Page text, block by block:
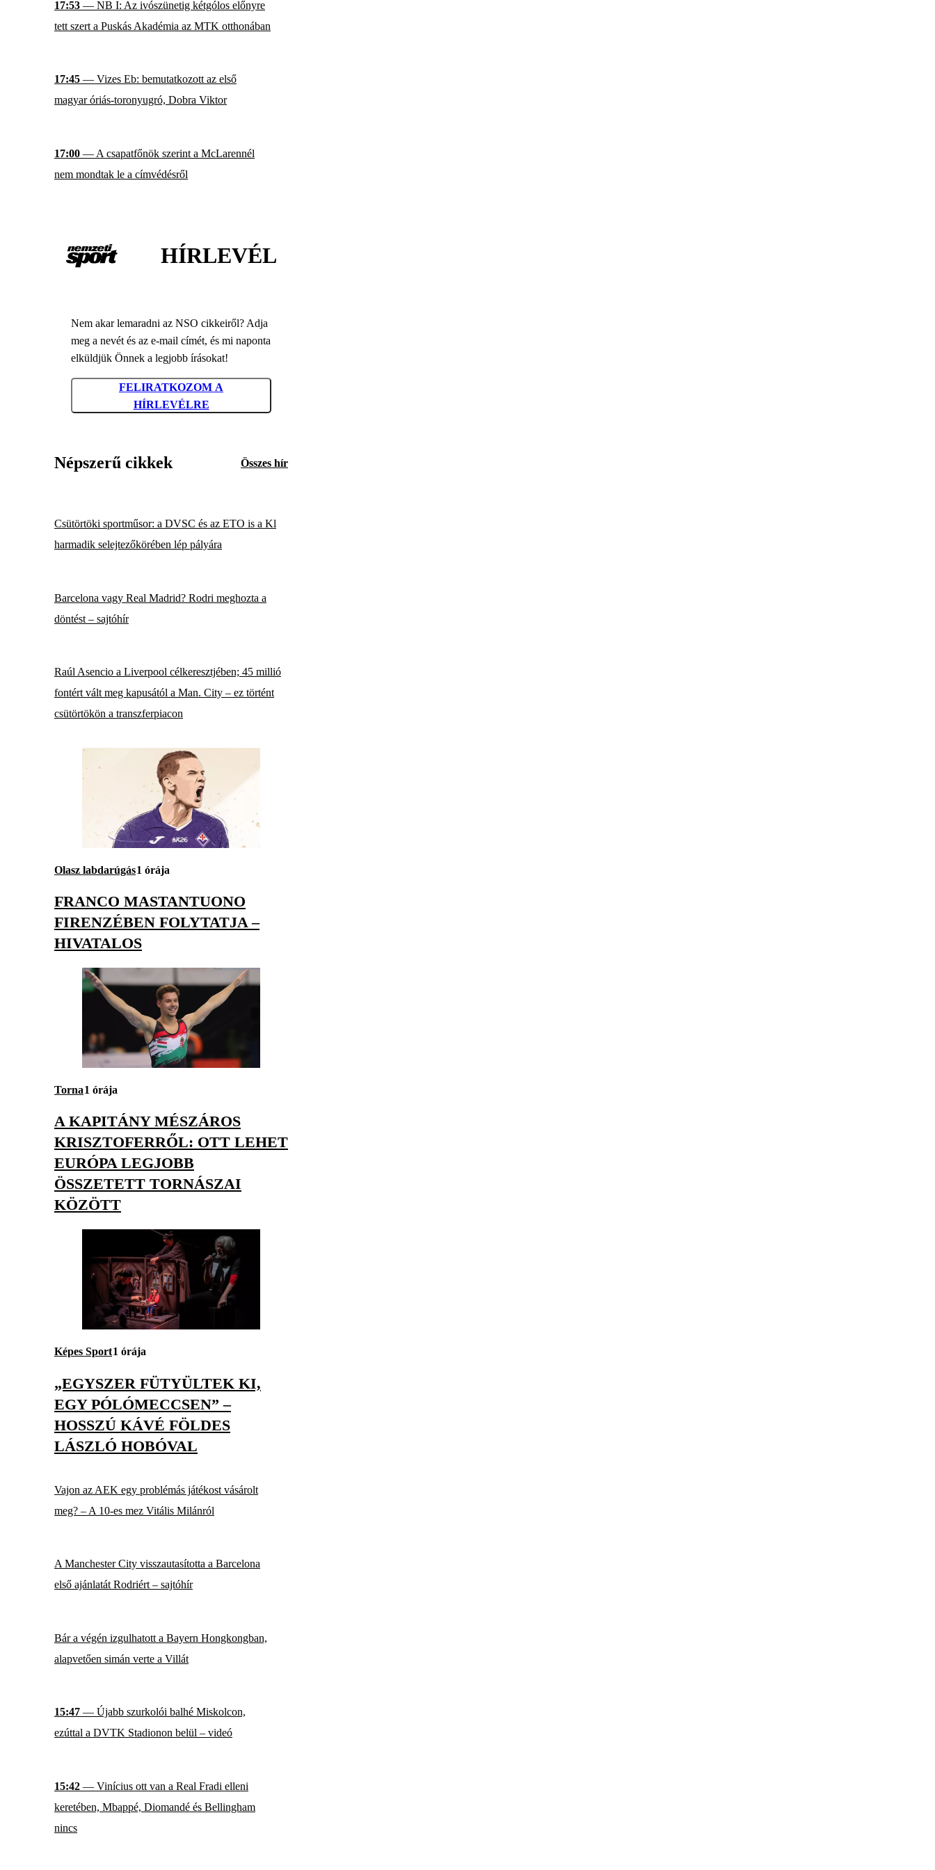
17:53 — NB I: Az ivószünetig kétgólos előnyre
tett szert a Puskás Akadémia az MTK otthonában
17:45 — Vizes Eb: bemutatkozott az első
magyar óriás-toronyugró, Dobra Viktor
17:00 — A csapatfőnök szerint a McLarennél
nem mondtak le a címvédésről
HÍRLEVÉL
Nem akar lemaradni az NSO cikkeiről? Adja
meg a nevét és az e-mail címét, és mi naponta
elküldjük Önnek a legjobb írásokat!
FELIRATKOZOM A
HÍRLEVÉLRE
Népszerű cikkek Összes hír
Csütörtöki sportműsor: a DVSC és az ETO is a Kl
harmadik selejtezőkörében lép pályára
Barcelona vagy Real Madrid? Rodri meghozta a
döntést – sajtóhír
Raúl Asencio a Liverpool célkeresztjében; 45 millió
fontért vált meg kapusától a Man. City – ez történt
csütörtökön a transzferpiacon
Olasz labdarúgás1 órája
FRANCO MASTANTUONO
FIRENZÉBEN FOLYTATJA –
HIVATALOS
Torna1 órája
A KAPITÁNY MÉSZÁROS
KRISZTOFERRŐL: OTT LEHET
EURÓPA LEGJOBB
ÖSSZETETT TORNÁSZAI
KÖZÖTT
Képes Sport1 órája
„EGYSZER FÜTYÜLTEK KI,
EGY PÓLÓMECCSEN” –
HOSSZÚ KÁVÉ FÖLDES
LÁSZLÓ HOBÓVAL
Vajon az AEK egy problémás játékost vásárolt
meg? – A 10-es mez Vitális Milánról
A Manchester City visszautasította a Barcelona
első ajánlatát Rodriért – sajtóhír
Bár a végén izgulhatott a Bayern Hongkongban,
alapvetően simán verte a Villát
15:47 — Újabb szurkolói balhé Miskolcon,
ezúttal a DVTK Stadionon belül – videó
15:42 — Vinícius ott van a Real Fradi elleni
keretében, Mbappé, Diomandé és Bellingham
nincs